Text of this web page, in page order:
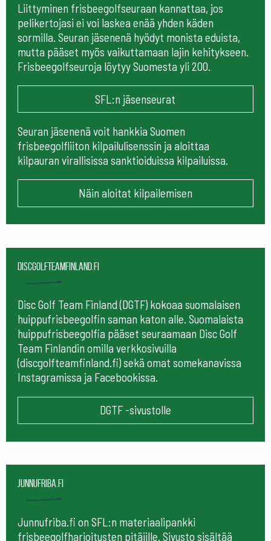
Liittyminen frisbeegolfseuraan kannattaa, jos
pelikertojasi ei voi laskea enää yhden käden
sormilla. Seuran jäsenenä hyödyt monista eduista,
mutta pääset myös vaikuttamaan lajin kehitykseen.
Frisbeegolfseuroja löytyy Suomesta yli 200.
SFL:n jäsenseurat
Seuran jäsenenä voit hankkia Suomen
frisbeegolfliiton kilpailulisenssin ja aloittaa
kilpauran virallisissa sanktioiduissa kilpailuissa.
Näin aloitat kilpailemisen
Discgolfteamfinland.fi
Disc Golf Team Finland (DGTF) kokoaa suomalaisen
huippufrisbeegolfin saman katon alle. Suomalaista
huippufrisbeegolfia pääset seuraamaan Disc Golf
Team Finlandin omilla verkkosivuilla
(discgolfteamfinland.fi) sekä omat somekanavissa
Instagramissa ja Facebookissa.
DGTF -sivustolle
Junnufriba.fi
Junnufriba.fi on SFL:n materiaalipankki
frisbeegolfharjoitusten pitäjille. Sivusto sisältää